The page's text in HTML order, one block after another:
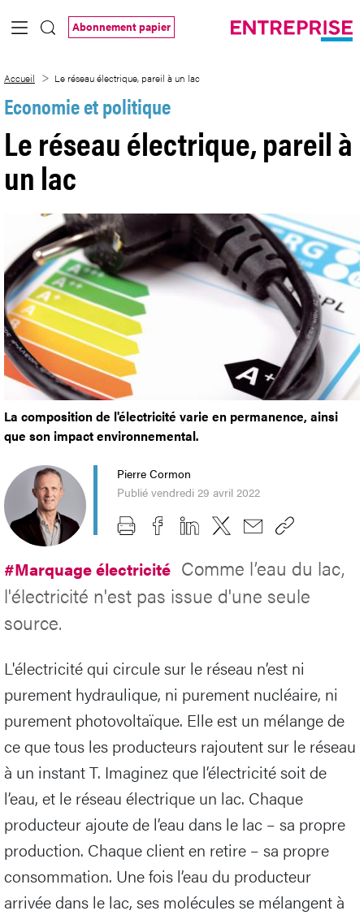
Saut au contenu principal
Abonnement papier
Accueil Le réseau électrique, pareil à un lac
Economie et politique
Le réseau électrique, pareil à
un lac
La composition de l'électricité varie en permanence, ainsi
que son impact environnemental.
Pierre Cormon
Publié vendredi 29 avril 2022
#Marquage électricité Comme l’eau du lac,
l'électricité n'est pas issue d'une seule
source.
L'électricité qui circule sur le réseau n’est ni
purement hydraulique, ni purement nucléaire, ni
purement photovoltaïque. Elle est un mélange de
ce que tous les producteurs rajoutent sur le réseau
à un instant T. Imaginez que l’électricité soit de
l’eau, et le réseau électrique un lac. Chaque
producteur ajoute de l’eau dans le lac – sa propre
production. Chaque client en retire – sa propre
consommation. Une fois l’eau du producteur
arrivée dans le lac, ses molécules se mélangent à